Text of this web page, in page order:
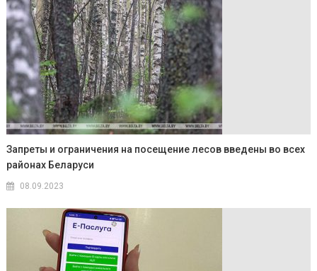
Запреты и ограничения на посещение лесов введены во всех
районах Беларуси
08.09.2023